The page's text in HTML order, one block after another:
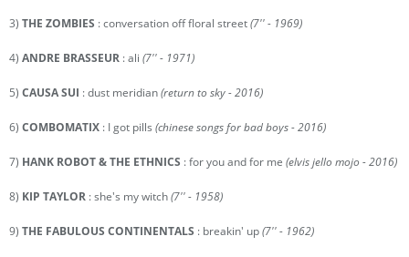
3) THE ZOMBIES : conversation off floral street(7'' - 1969)
4) ANDRE BRASSEUR : ali (7'' - 1971)
5) CAUSA SUI : dust meridian(return to sky - 2016)
6) COMBOMATIX : I got pills (chinese songs for bad boys - 2016)
7) HANK ROBOT & THE ETHNICS : for you and for me (elvis jello mojo - 2016)
8) KIP TAYLOR : she's my witch(7'' - 1958)
9) THE FABULOUS CONTINENTALS : breakin' up(7'' - 1962)